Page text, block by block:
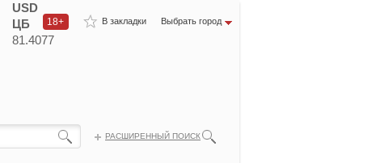
В закладки Выбрать город
18+
USD
ЦБ
81.4077
РАСШИРЕННЫЙ ПОИСК